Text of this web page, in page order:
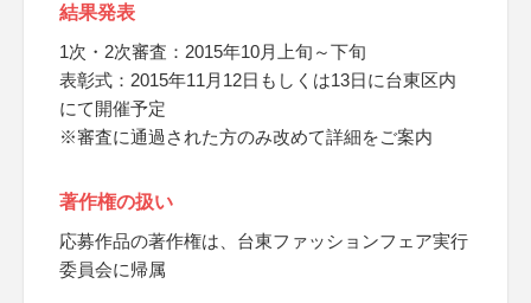
結果発表
1次・2次審査：2015年10月上旬～下旬
表彰式：2015年11月12日もしくは13日に台東区内
にて開催予定
※審査に通過された方のみ改めて詳細をご案内
著作権の扱い
応募作品の著作権は、台東ファッションフェア実行
委員会に帰属